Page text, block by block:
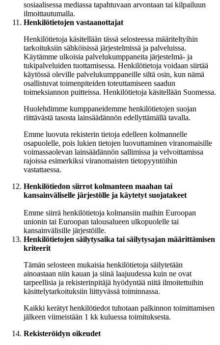
sosiaalisessa mediassa tapahtuvaan arvontaan tai kilpailuun
ilmoittautumalla.
Henkilötietojen vastaanottajat
Henkilötietoja käsitellään tässä selosteessa määriteltyihin
tarkoituksiin sähköisissä järjestelmissä ja palveluissa.
Käytämme ulkoisia palvelukumppaneita järjestelmä- ja
tukipalveluiden tuottamisessa. Henkilötietoja voidaan siirtää
käytössä oleville palvelukumppaneille siltä osin, kun nämä
osallistuvat toimenpiteiden toteuttamiseen saadun
toimeksiannon puitteissa. Henkilötietoja käsitellään Suomessa.
Huolehdimme kumppaneidemme henkilötietojen suojan
riittävästä tasosta lainsäädännön edellyttämällä tavalla.
Emme luovuta rekisterin tietoja edelleen kolmannelle
osapuolelle, pois lukien tietojen luovuttaminen viranomaisille
voimassaolevan lainsäädännön sallimissa ja velvoittamissa
rajoissa esimerkiksi viranomaisten tietopyyntöihin
vastattaessa.
Henkilötiedon siirrot kolmanteen maahan tai
kansainväliselle järjestölle ja käytetyt suojatakeet
Emme siirrä henkilötietoja kolmansiin maihin Euroopan
unionin tai Euroopan talousalueen ulkopuolelle tai
kansainvälisille järjestöille.
Henkilötietojen säilytysaika tai säilytysajan määrittämisen
kriteerit
Tämän selosteen mukaisia henkilötietoja säilytetään
ainoastaan niin kauan ja siinä laajuudessa kuin ne ovat
tarpeellisia ja rekisterinpitäjä hyödyntää niitä ilmoitettuihin
käsittelytarkoituksiin liittyvässä toiminnassa.
Kaikki kerätyt henkilötiedot tuhotaan palkinnon toimittamisen
jälkeen viimeistään 1 kk kuluessa toimituksesta.
Rekisteröidyn oikeudet